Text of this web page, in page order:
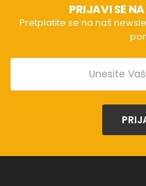
PRIJAVI SE
Pretplatite se na naš